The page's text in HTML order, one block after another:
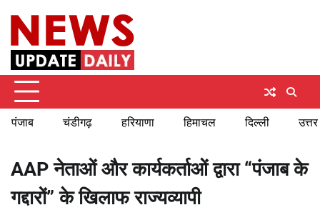
content
पंजाब चंडीगढ़ हरियाणा हिमाचल दिल्ली
AAP नेताओं और कार्यकर्ताओं द्वारा “पंजाब के
गद्दारों” के खिलाफ राज्यव्यापी